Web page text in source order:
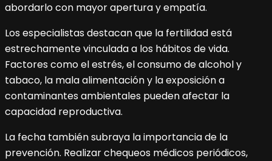
abordarlo con mayor apertura y empatía.
Los especialistas destacan que la fertilidad está
estrechamente vinculada a los hábitos de vida.
Factores como el estrés, el consumo de alcohol y
tabaco, la mala alimentación y la exposición a
contaminantes ambientales pueden afectar la
capacidad reproductiva.
La fecha también subraya la importancia de la
prevención. Realizar chequeos médicos periódicos,